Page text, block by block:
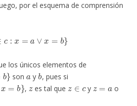
por el esquema de comprensión
los únicos elementos de
son
a
y
b
, pues si
,
z
es tal que
z
y o